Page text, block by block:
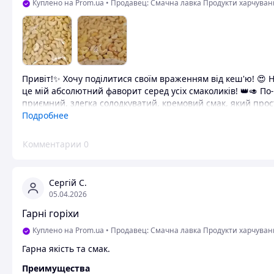
Куплено на Prom.ua • Продавец: Смачна лавка Продукти
Привіт!✨ Хочу поділитися своїм враженням від кеш'ю!
це мій абсолютний фаворит серед усіх смаколиків! 👑🥑
приємний, злегка солодкуватий, кремовий смак, який
дуже хрусткі! 🌱 Для мене, як для жінки, яка стежить за
Додаю його всюди: у ранкову вівсянку, корисні салати і
божественно! 🥛🍓 Окремий плюс — після нього шкіра та
Преимущества
Якість горіхів
Недостатки
Недоліки поки-що не помітила
Подробнее
Комментарии 0
Сергій С.
05.04.2026
Гарні горіхи
Куплено на Prom.ua • Продавец: Смачна лавка Продукти
Гарна якість та смак.
Преимущества